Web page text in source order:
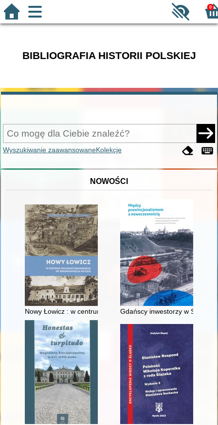
0
BIBLIOGRAFIA HISTORII POLSKIEJ
Wyszukiwanie zaawansowaneKolekcje
NOWOŚCI
Nowy Łowicz : w centrum poligonu drawskiego od
Gdańscy inwestorzy w